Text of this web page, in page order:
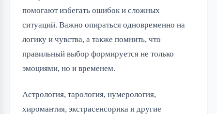
помогают избегать ошибок и сложных
ситуаций. Важно опираться одновременно на
логику и чувства, а также помнить, что
правильный выбор формируется не только
эмоциями, но и временем.
Астрология, тарология, нумерология,
хиромантия, экстрасенсорика и другие